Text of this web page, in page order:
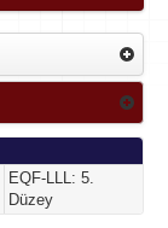
EQF-LLL: 5.
Düzey